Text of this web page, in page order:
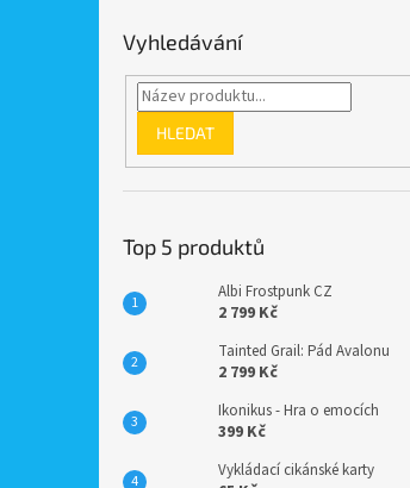
Vyhledávání
HLEDAT
Top 5 produktů
Albi Frostpunk CZ
2 799 Kč
Tainted Grail: Pád Avalonu
2 799 Kč
Ikonikus - Hra o emocích
399 Kč
Vykládací cikánské karty